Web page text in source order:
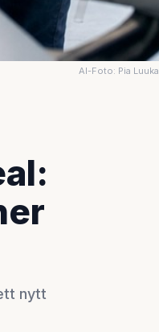
AI-Foto: Pia Luuka
nytt